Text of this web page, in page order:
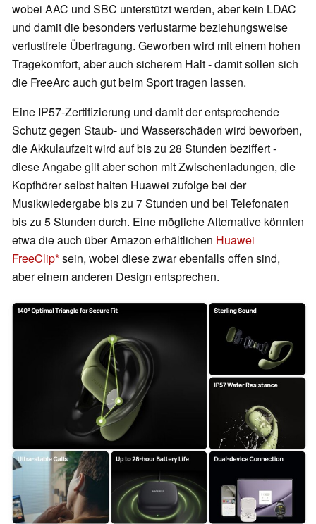
wobei AAC und SBC unterstützt werden, aber kein LDAC
und damit die besonders verlustarme beziehungsweise
verlustfreie Übertragung. Geworben wird mit einem hohen
Tragekomfort, aber auch sicherem Halt - damit sollen sich
die FreeArc auch gut beim Sport tragen lassen.
Eine IP57-Zertifizierung und damit der entsprechende
Schutz gegen Staub- und Wasserschäden wird beworben,
die Akkulaufzeit wird auf bis zu 28 Stunden beziffert -
diese Angabe gilt aber schon mit Zwischenladungen, die
Kopfhörer selbst halten Huawei zufolge bei der
Musikwiedergabe bis zu 7 Stunden und bei Telefonaten
bis zu 5 Stunden durch. Eine mögliche Alternative könnten
etwa die auch über Amazon erhältlichen Huawei
FreeClip sein, wobei diese zwar ebenfalls offen sind,
aber einem anderen Design entsprechen.